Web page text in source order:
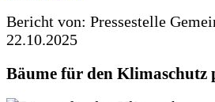
Bericht von: Pressestelle
22.10.2025
Bäume für den Klimaschutz